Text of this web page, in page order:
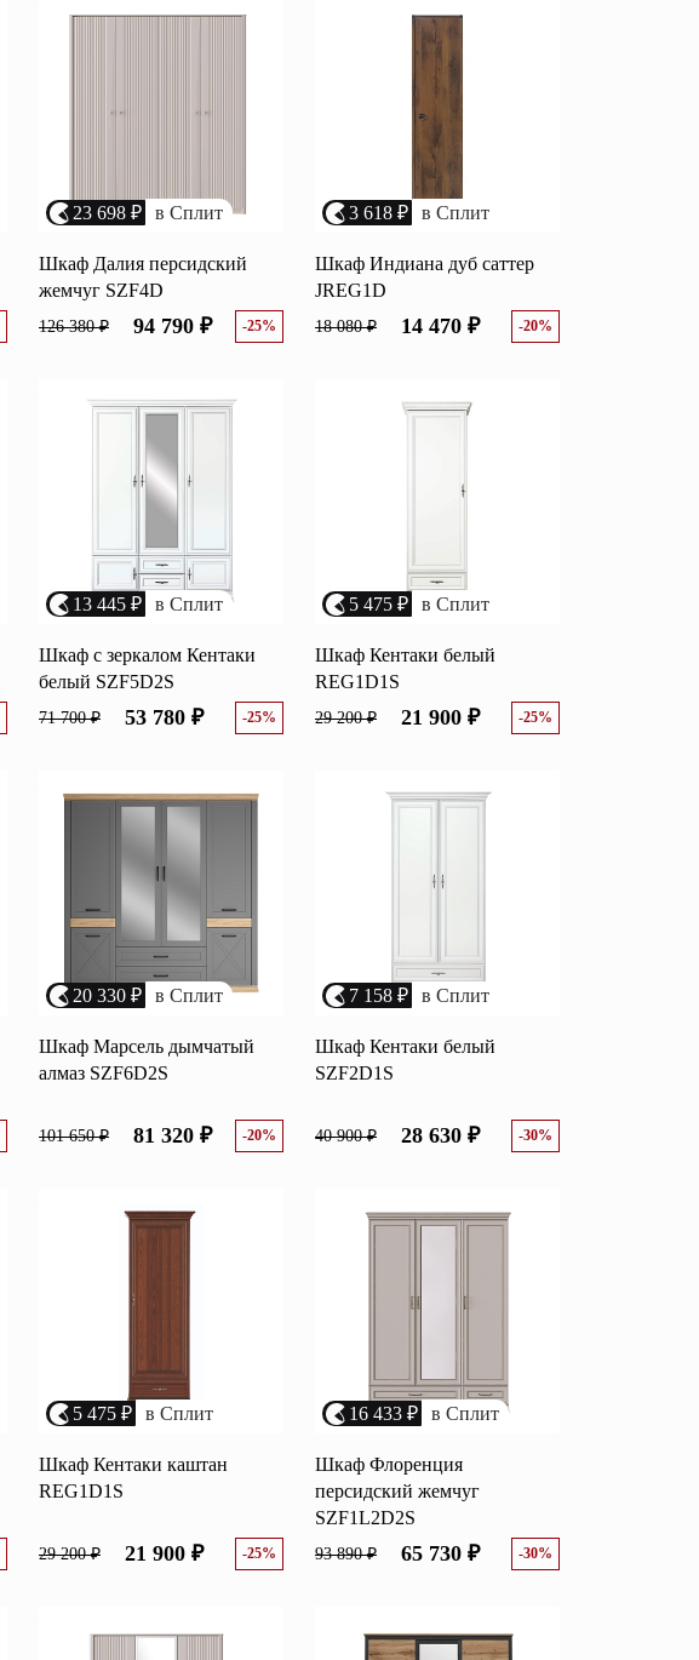
Открытые полки
Комбинированные
комоды
Обувные тумбы Прикроватные тумбы
возрастанию цены
размеру скидки
23 698 ₽ в Сплит
Шкаф Далия персидский
жемчуг SZF4D
126 380 ₽ 94 790 ₽ -25%
3 618 ₽ в Сплит
Шкаф Индиана дуб саттер
JREG1D
18 080 ₽ 14 470 ₽ -20%
13 445 ₽ в Сплит
Шкаф с зеркалом Кентаки
белый SZF5D2S
71 700 ₽ 53 780 ₽ -25%
5 475 ₽ в Сплит
Шкаф Кентаки белый
REG1D1S
29 200 ₽ 21 900 ₽ -25%
20 330 ₽ в Сплит
Шкаф Марсель дымчатый
алмаз SZF6D2S
101 650 ₽ 81 320 ₽ -20%
7 158 ₽ в Сплит
Шкаф Кентаки белый
SZF2D1S
40 900 ₽ 28 630 ₽ -30%
5 475 ₽ в Сплит
Шкаф Кентаки каштан
REG1D1S
29 200 ₽ 21 900 ₽ -25%
16 433 ₽ в Сплит
Шкаф Флоренция
персидский жемчуг
SZF1L2D2S
93 890 ₽ 65 730 ₽ -30%